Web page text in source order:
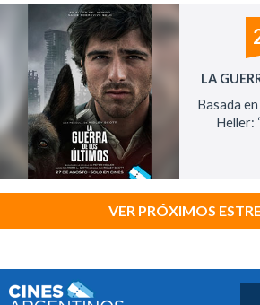
LA
Basada
Heller:
VER PRÓXIMOS